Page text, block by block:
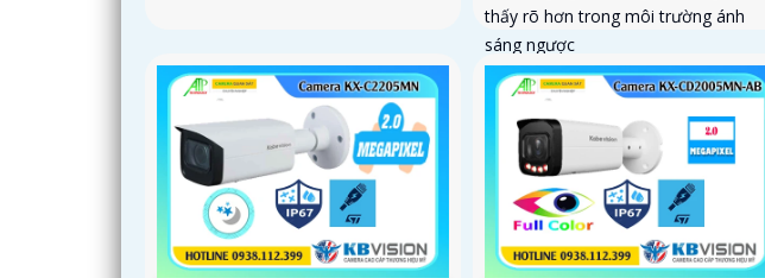
thấy rõ hơn trong môi trường ánh
sáng ngược